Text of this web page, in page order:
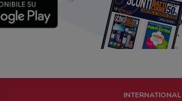
INTERNATIONAL